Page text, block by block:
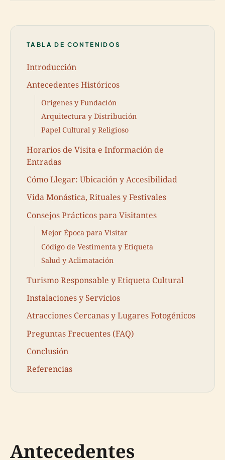
TABLA DE CONTENIDOS
Introducción
Antecedentes Históricos
Orígenes y Fundación
Arquitectura y Distribución
Papel Cultural y Religioso
Horarios de Visita e Información de
Entradas
Cómo Llegar: Ubicación y Accesibilidad
Vida Monástica, Rituales y Festivales
Consejos Prácticos para Visitantes
Mejor Época para Visitar
Código de Vestimenta y Etiqueta
Salud y Aclimatación
Turismo Responsable y Etiqueta Cultural
Instalaciones y Servicios
Atracciones Cercanas y Lugares Fotogénicos
Preguntas Frecuentes (FAQ)
Conclusión
Referencias
Antecedentes